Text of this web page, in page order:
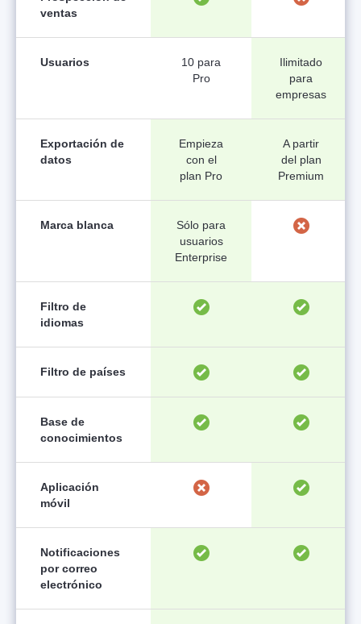
ventas
Usuarios
10 para
Pro
Ilimitado
para
empresas
Exportación de
datos
Empieza
con el
plan Pro
A partir
del plan
Premium
Marca blanca
Sólo para
usuarios
Enterprise
Filtro de
idiomas
Filtro de países
Base de
conocimientos
Aplicación
móvil
Notificaciones
por correo
electrónico